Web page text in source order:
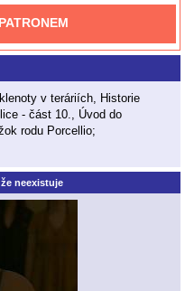
v teráriích, Historie
- část 10., Úvod do
rodu Porcellio;
neexistuje